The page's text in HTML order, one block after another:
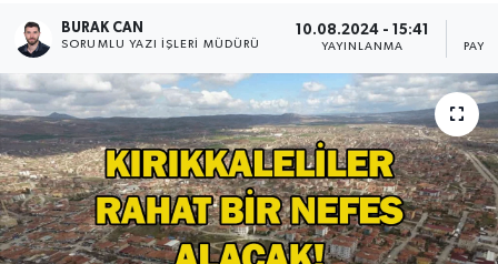
BURAK CAN
SORUMLU YAZI İŞLERI MÜDÜRÜ
10.08.2024 - 15:41
YAYINLANMA